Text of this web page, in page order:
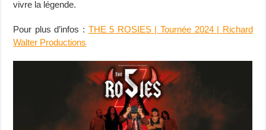
vivre la légende.
Pour plus d’infos : THE 5 ROSIES | Tournée 2024 | Richard
Walter Productions